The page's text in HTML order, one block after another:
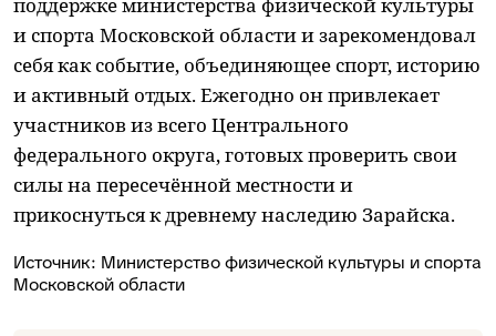
поддержке министерства физической культуры
и спорта Московской области и зарекомендовал
себя как событие, объединяющее спорт, историю
и активный отдых. Ежегодно он привлекает
участников из всего Центрального
федерального округа, готовых проверить свои
силы на пересечённой местности и
прикоснуться к древнему наследию Зарайска.
Источник: Министерство физической культуры и спорта
Московской области